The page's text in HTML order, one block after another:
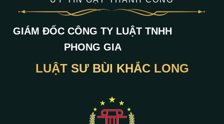
GIÁM ĐỐC CÔNG TY LUẬT TNHH
PHONG GIA
LUẬT SƯ BÙI KHẮC LONG